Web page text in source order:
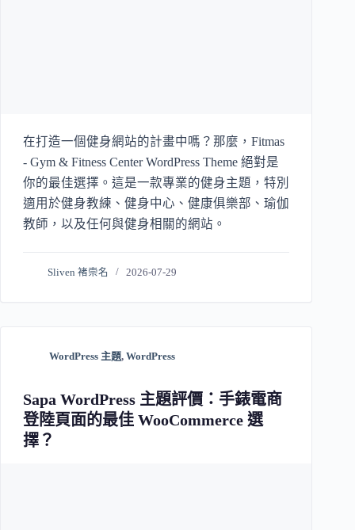
在打造一個健身網站的計畫中嗎？那麼，Fitmas
- Gym & Fitness Center WordPress Theme 絕對是
你的最佳選擇。這是一款專業的健身主題，特別
適用於健身教練、健身中心、健康俱樂部、瑜伽
教師，以及任何與健身相關的網站。
Sliven 褚崇名 2026-07-29
WordPress 主題, WordPress
Sapa WordPress 主題評價：手錶電商
登陸頁面的最佳 WooCommerce 選
擇？